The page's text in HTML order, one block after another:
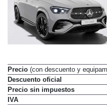
Precio (con descuento y
Descuento oficial
Precio sin impuestos
IVA